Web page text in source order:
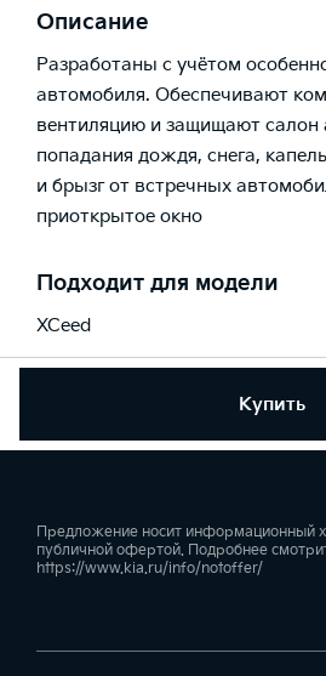
Купить
Описание
Разработаны с учётом
автомобиля. Обеспечивают
вентиляцию и защищают салон
попадания дождя, снега,
и брызг от встречных
приоткрытое окно
Подходит для модели
XCeed
Предложение носит информационный
публичной офертой. Подробнее
https://www.kia.ru/info/notoffer/